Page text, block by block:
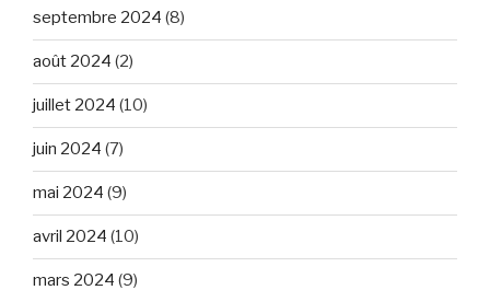
septembre 2024 (8)
août 2024 (2)
juillet 2024 (10)
juin 2024 (7)
mai 2024 (9)
avril 2024 (10)
mars 2024 (9)